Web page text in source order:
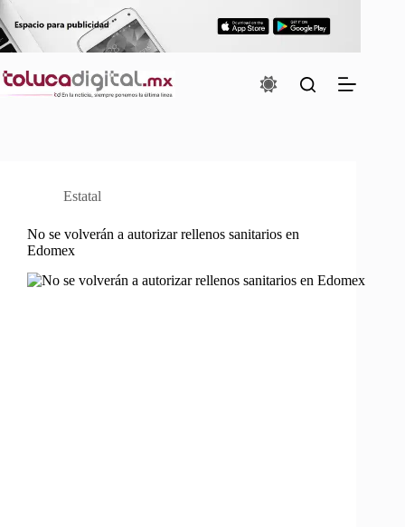
Saltar
al
contenido
Estatal
No se volverán a autorizar rellenos sanitarios en
Edomex